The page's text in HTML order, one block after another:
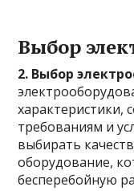
Выбор
2. Выбор
характеристики,
требованиям и
выбирать
оборудование,
бесперебойную